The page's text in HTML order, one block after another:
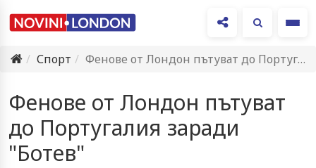
Спорт
Фенове от Лондон пътуват до Португалия заради "Ботев"
Фенове от Лондон пътуват
до Португалия заради
"Ботев"